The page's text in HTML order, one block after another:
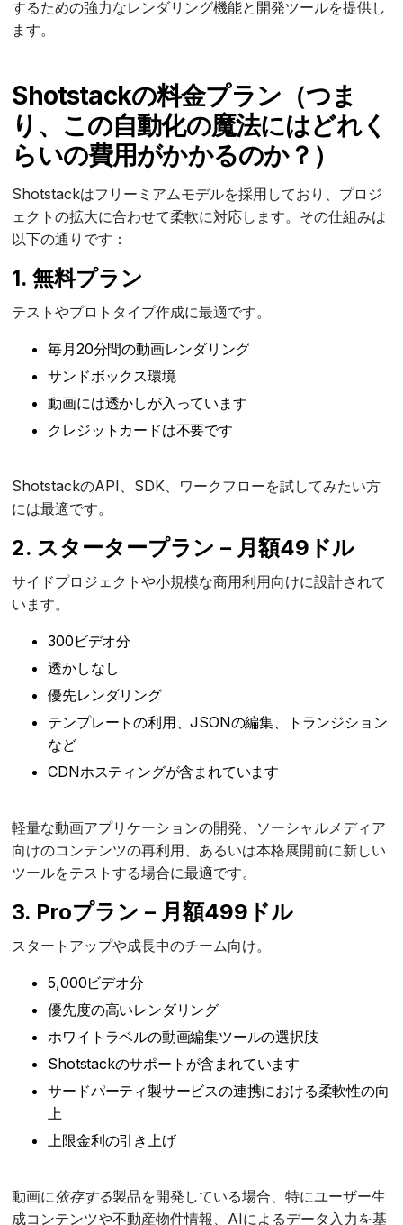
するための強力なレンダリング機能と開発ツールを提供し
ます。
Shotstackの料金プラン（つま
り、この自動化の魔法にはどれく
らいの費用がかかるのか？）
Shotstackはフリーミアムモデルを採用しており、プロジ
ェクトの拡大に合わせて柔軟に対応します。その仕組みは
以下の通りです：
1. 無料プラン
テストやプロトタイプ作成に最適です。
毎月20分間の動画レンダリング
サンドボックス環境
動画には透かしが入っています
クレジットカードは不要です
ShotstackのAPI、SDK、ワークフローを試してみたい方
には最適です。
2. スタータープラン – 月額49ドル
サイドプロジェクトや小規模な商用利用向けに設計されて
います。
300ビデオ分
透かしなし
優先レンダリング
テンプレートの利用、JSONの編集、トランジション
など
CDNホスティングが含まれています
軽量な動画アプリケーションの開発、ソーシャルメディア
向けのコンテンツの再利用、あるいは本格展開前に新しい
ツールをテストする場合に最適です。
3. Proプラン – 月額499ドル
スタートアップや成長中のチーム向け。
5,000ビデオ分
優先度の高いレンダリング
ホワイトラベルの動画編集ツールの選択肢
Shotstackのサポートが含まれています
サードパーティ製サービスの連携における柔軟性の向
上
上限金利の引き上げ
動画に依存する製品を開発している場合、特にユーザー生
成コンテンツや不動産物件情報、AIによるデータ入力を基